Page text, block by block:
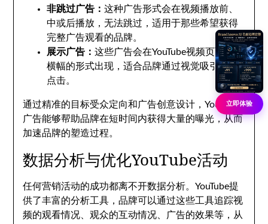
非跳过广告：这种广告形式会在视频播放前、
中或后播放，无法跳过，适用于那些希望获得
完整广告观看的品牌。
展示广告：这些广告会在YouTube视频页面上以
横幅的形式出现，适合品牌通过视觉吸引用户
点击。
通过精准的目标受众定向和广告创意设计，YouTube
广告能够帮助品牌在短时间内获得大量的曝光，从而
加速品牌的塑造过程。
数据分析与优化YouTube活动
任何营销活动的成功都离不开数据分析。YouTube提
供了丰富的分析工具，品牌可以通过这些工具追踪视
频的观看情况、观众的互动情况、广告的效果等，从
立即体验